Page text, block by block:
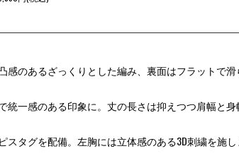
のあるざっくりとした編み、裏面はフラットで滑
一感のある印象に。丈の長さは抑えつつ肩幅と身
タグを配備。左胸には立体感のある3D刺繍を施し